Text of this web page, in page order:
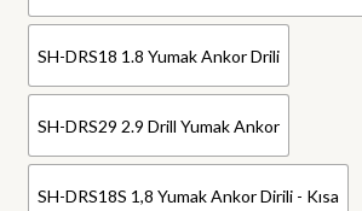
SH-DRS18 1.8 Yumak Ankor Drili
SH-DRS29 2.9 Drill Yumak Ankor
SH-DRS18S 1,8 Yumak Ankor Dirili - Kısa